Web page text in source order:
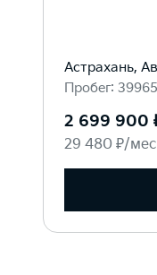
Астрахань,
Пробег:
2 699 900
29 480 ₽/мес